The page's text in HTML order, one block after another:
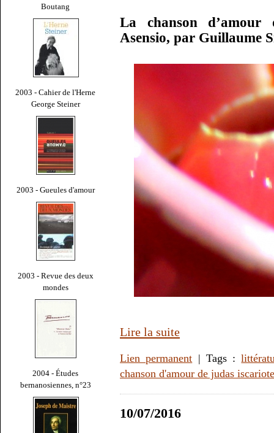
Boutang
2003 - Cahier de l'Herne
George Steiner
2003 - Gueules d'amour
2003 - Revue des deux
mondes
2004 - Études
bernanosiennes, n°23
La chanson
Asensio, par Guillaume
Lire la suite
Lien permanent | Tags :
chanson d'amour de judas iscariote
10/07/2016